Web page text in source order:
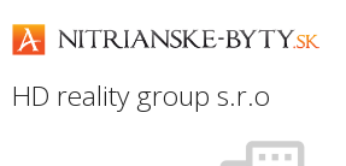
HD reality group s.r.o